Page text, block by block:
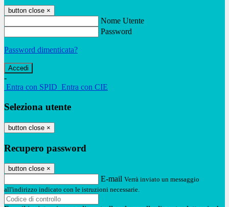
button close ×
Nome Utente
Password
Password dimenticata?
-
Entra con SPID Entra con CIE
Seleziona utente
button close ×
Recupero password
button close ×
E-mail Verrà inviato un messaggio
all'indirizzo indicato con le istruzioni necessarie.